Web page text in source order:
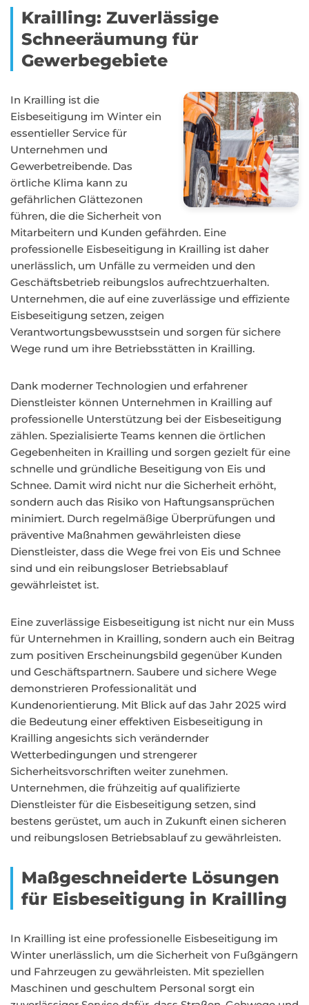
Krailling: Zuverlässige
Schneeräumung für
Gewerbegebiete
In Krailling ist die
Eisbeseitigung im Winter ein
essentieller Service für
Unternehmen und
Gewerbetreibende. Das
örtliche Klima kann zu
gefährlichen Glättezonen
führen, die die Sicherheit von
Mitarbeitern und Kunden gefährden. Eine
professionelle Eisbeseitigung in Krailling ist daher
unerlässlich, um Unfälle zu vermeiden und den
Geschäftsbetrieb reibungslos aufrechtzuerhalten.
Unternehmen, die auf eine zuverlässige und effiziente
Eisbeseitigung setzen, zeigen
Verantwortungsbewusstsein und sorgen für sichere
Wege rund um ihre Betriebsstätten in Krailling.
Dank moderner Technologien und erfahrener
Dienstleister können Unternehmen in Krailling auf
professionelle Unterstützung bei der Eisbeseitigung
zählen. Spezialisierte Teams kennen die örtlichen
Gegebenheiten in Krailling und sorgen gezielt für eine
schnelle und gründliche Beseitigung von Eis und
Schnee. Damit wird nicht nur die Sicherheit erhöht,
sondern auch das Risiko von Haftungsansprüchen
minimiert. Durch regelmäßige Überprüfungen und
präventive Maßnahmen gewährleisten diese
Dienstleister, dass die Wege frei von Eis und Schnee
sind und ein reibungsloser Betriebsablauf
gewährleistet ist.
Eine zuverlässige Eisbeseitigung ist nicht nur ein Muss
für Unternehmen in Krailling, sondern auch ein Beitrag
zum positiven Erscheinungsbild gegenüber Kunden
und Geschäftspartnern. Saubere und sichere Wege
demonstrieren Professionalität und
Kundenorientierung. Mit Blick auf das Jahr 2025 wird
die Bedeutung einer effektiven Eisbeseitigung in
Krailling angesichts sich verändernder
Wetterbedingungen und strengerer
Sicherheitsvorschriften weiter zunehmen.
Unternehmen, die frühzeitig auf qualifizierte
Dienstleister für die Eisbeseitigung setzen, sind
bestens gerüstet, um auch in Zukunft einen sicheren
und reibungslosen Betriebsablauf zu gewährleisten.
Maßgeschneiderte Lösungen
für Eisbeseitigung in Krailling
In Krailling ist eine professionelle Eisbeseitigung im
Winter unerlässlich, um die Sicherheit von Fußgängern
und Fahrzeugen zu gewährleisten. Mit speziellen
Maschinen und geschultem Personal sorgt ein